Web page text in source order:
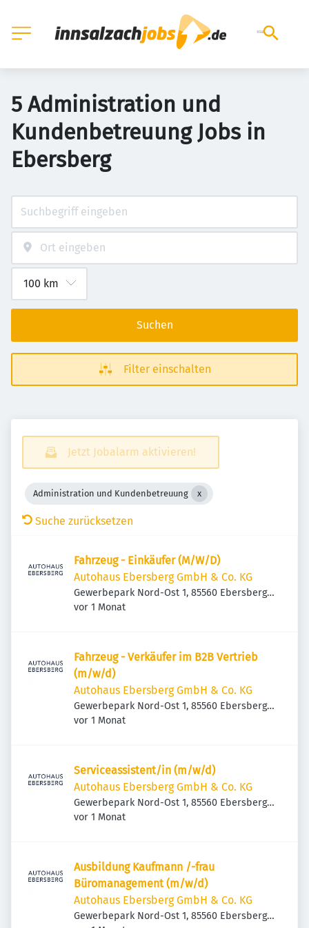
5 Administration und
Kundenbetreuung Jobs in
Ebersberg
Suchen
Filter einschalten
Jetzt Jobalarm aktivieren!
Administration und Kundenbetreuung
Suche zurücksetzen
Fahrzeug - Einkäufer (M/W/D)
Autohaus Ebersberg GmbH & Co. KG
Gewerbepark Nord-Ost 1, 85560 Ebersberg,
Deutschland
Veröffentlicht
vor 1 Monat
Fahrzeug - Verkäufer im B2B Vertrieb
(m/w/d)
Autohaus Ebersberg GmbH & Co. KG
Gewerbepark Nord-Ost 1, 85560 Ebersberg,
Deutschland
Veröffentlicht
vor 1 Monat
Serviceassistent/in (m/w/d)
Autohaus Ebersberg GmbH & Co. KG
Gewerbepark Nord-Ost 1, 85560 Ebersberg,
Deutschland
Veröffentlicht
vor 1 Monat
Ausbildung Kaufmann /-frau
Büromanagement (m/w/d)
Autohaus Ebersberg GmbH & Co. KG
Gewerbepark Nord-Ost 1, 85560 Ebersberg,